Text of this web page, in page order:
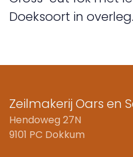
Doeksoort in overleg.
Zeilmakerij Oars en
Hendoweg 27N
9101 PC Dokkum